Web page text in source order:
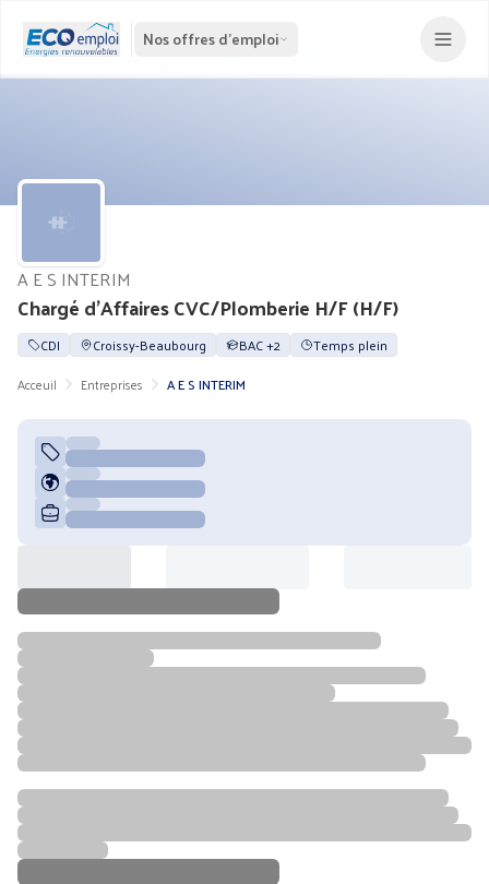
Nos offres d'emploi
Chargé d'Affaires CVC/Plomberie H/F (H/F)
A E S INTERIM
CDI Croissy-Beaubourg BAC +2
Temps plein
Acceuil
Entreprises A E S INTERIM